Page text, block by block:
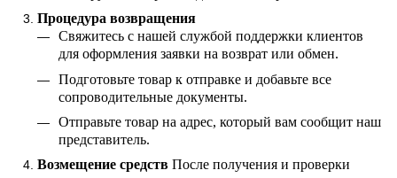
Процедура возвращения
Свяжитесь с нашей службой поддержки клиентов
для оформления заявки на возврат или обмен.
Подготовьте товар к отправке и добавьте все
сопроводительные документы.
Отправьте товар на адрес, который вам сообщит наш
представитель.
Возмещение средств После получения и проверки